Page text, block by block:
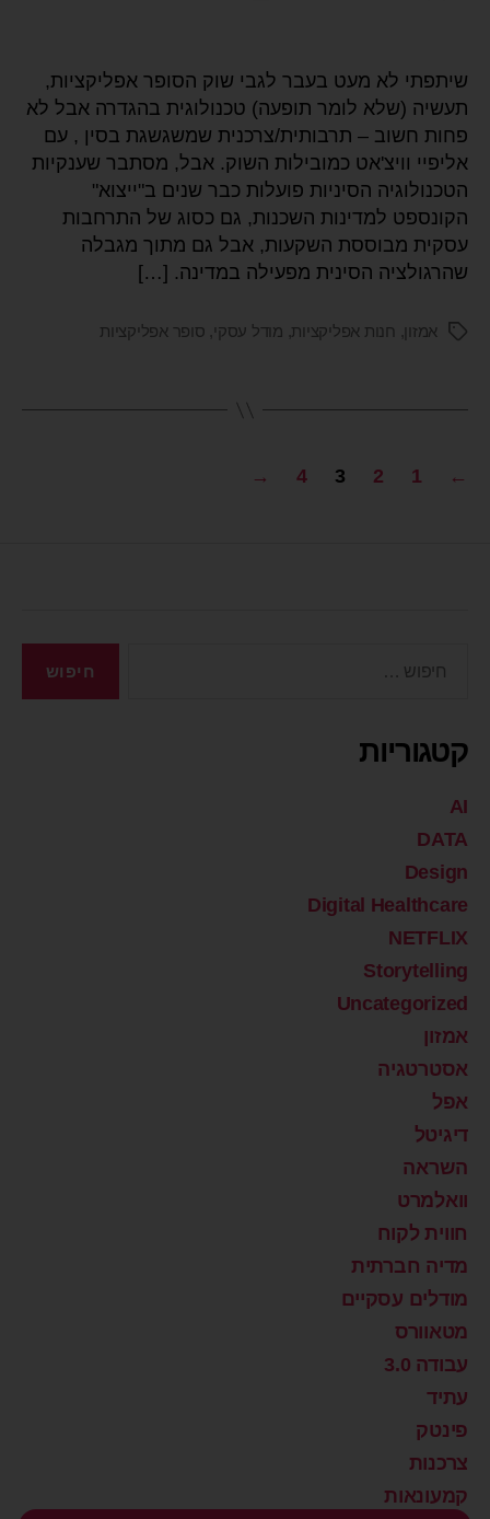
שיתפתי לא מעט בעבר לגבי שוק הסופר אפליקציות,
תעשיה (שלא לומר תופעה) טכנולוגית בהגדרה אבל לא
פחות חשוב – תרבותית/צרכנית שמשגשגת בסין , עם
אליפיי וויצ'אט כמובילות השוק. אבל, מסתבר שענקיות
הטכנולוגיה הסיניות פועלות כבר שנים ב"ייצוא"
הקונספט למדינות השכנות, גם כסוג של התרחבות
עסקית מבוססת השקעות, אבל גם מתוך מגבלה
שהרגולציה הסינית מפעילה במדינה. […]
אמזון , חנות אפליקציות, מודל עסקי , סופר אפליקציות
←
1
2
3
4
→
קטגוריות
AI
DATA
Design
Digital Healthcare
NETFLIX
Storytelling
Uncategorized
אמזון
אסטרטגיה
אפל
דיגיטל
השראה
וואלמרט
חווית לקוח
מדיה חברתית
מודלים עסקיים
מטאוורס
עבודה 3.0
עתיד
פינטק
צרכנות
קמעונאות